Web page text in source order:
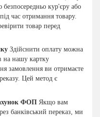
безпосередньо кур'єру або
час отримання товару.
товар перед
Здійснити оплату можна
на нашу картку
замовлення ви отримаєте
Цей метод є
ФОП Якщо вам
банківський переказ, ми